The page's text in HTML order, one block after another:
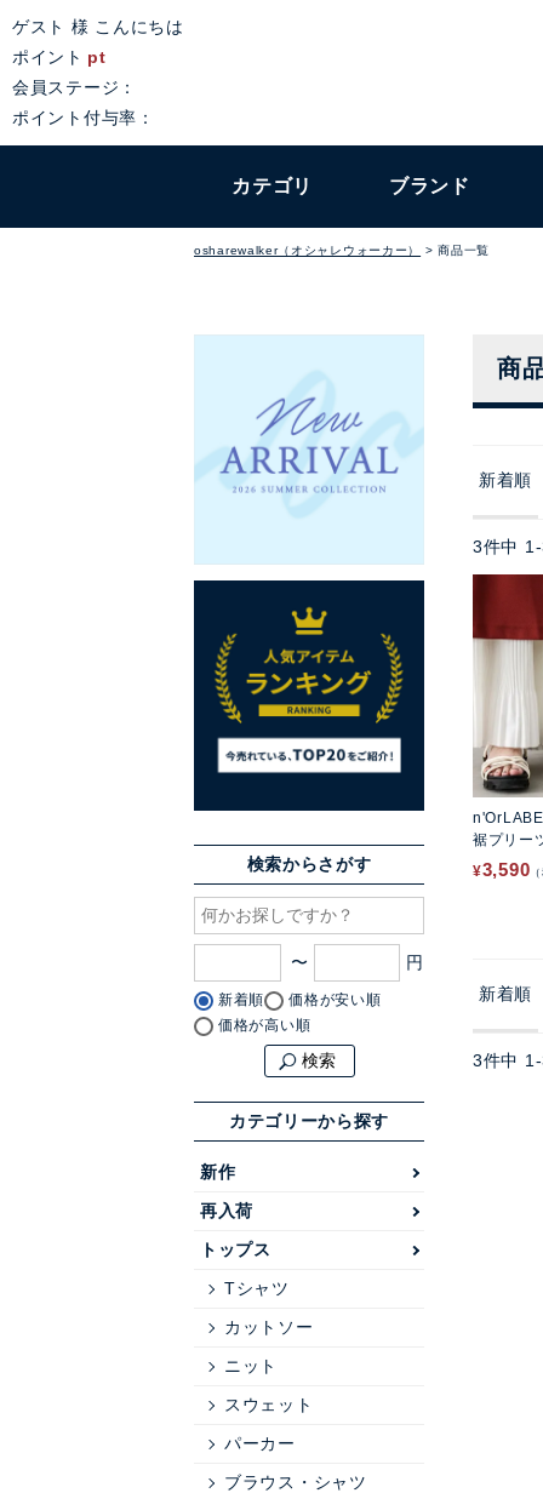
ゲスト 様 こんにちは
ポイント pt
会員ステージ：
ポイント付与率：
カテゴリ ブランド
osharewalker（オシャレウォーカー） 商品一覧
検索からさがす
〜
新着順
価格が安い順
価格が高い順
検索
カテゴリーから探す
新作
再入荷
トップス
Tシャツ
カットソー
ニット
スウェット
パーカー
ブラウス・シャツ
商
新着順
3件中 1 -
裾プリー
¥3,590
新着順
3件中 1 -